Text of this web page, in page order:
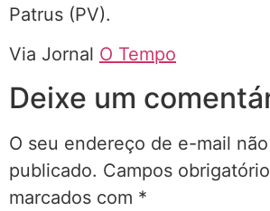
Patrus (PV).
Via Jornal O Tempo
Deixe um
O seu endereço de e-mail
publicado. Campos
marcados com *